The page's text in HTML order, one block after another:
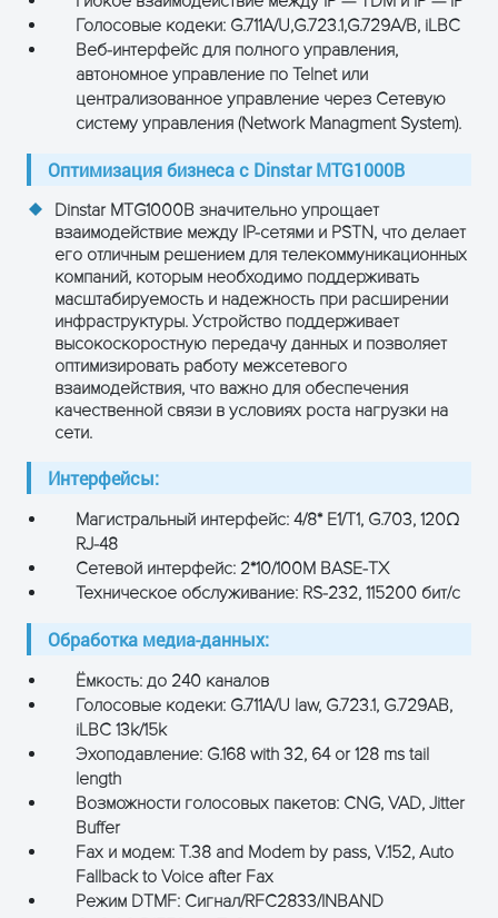
Голосовые кодеки: G.711A/U,G.723.1,G.729A/B, iLBC
Веб-интерфейс для полного управления,
автономное управление по Telnet или
централизованное управление через Сетевую
систему управления (Network Managment System).
Оптимизация бизнеса с Dinstar MTG1000B
Dinstar MTG1000B значительно упрощает
взаимодействие между IP-сетями и PSTN, что делает
его отличным решением для телекоммуникационных
компаний, которым необходимо поддерживать
масштабируемость и надежность при расширении
инфраструктуры. Устройство поддерживает
высокоскоростную передачу данных и позволяет
оптимизировать работу межсетевого
взаимодействия, что важно для обеспечения
качественной связи в условиях роста нагрузки на
сети.
Интерфейсы:
Магистральный интерфейс: 4/8* E1/T1, G.703, 120Ω
RJ-48
Сетевой интерфейс: 2*10/100M BASE-TX
Техническое обслуживание: RS-232, 115200 бит/с
Обработка медиа-данных:
Ёмкость: до 240 каналов
Голосовые кодеки: G.711A/U law, G.723.1, G.729AB,
iLBC 13k/15k
Эхоподавление: G.168 with 32, 64 or 128 ms tail
length
Возможности голосовых пакетов: CNG, VAD, Jitter
Buffer
Fax и модем: T.38 and Modem by pass, V.152, Auto
Fallback to Voice after Fax
Режим DTMF: Сигнал/RFC2833/INBAND